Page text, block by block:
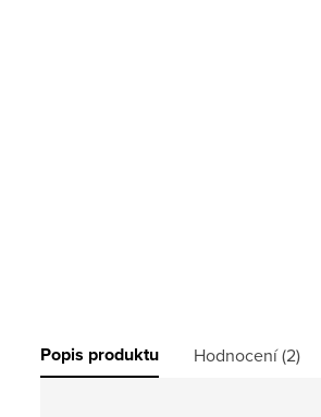
Popis produktu Hodnocení (2)